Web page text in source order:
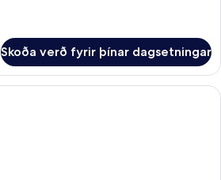
Skoða verð fyrir þínar dagsetningar
Premier Single | Rúmföt úr